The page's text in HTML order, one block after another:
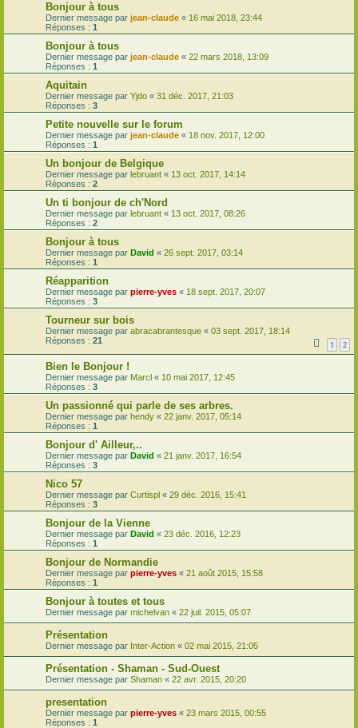
Bonjour à tous
Dernier message par jean-claude « 16 mai 2018, 23:44
Réponses : 1
Bonjour à tous
Dernier message par jean-claude « 22 mars 2018, 13:09
Réponses : 1
Aquitain
Dernier message par Yjdo « 31 déc. 2017, 21:03
Réponses : 3
Petite nouvelle sur le forum
Dernier message par jean-claude « 18 nov. 2017, 12:00
Réponses : 1
Un bonjour de Belgique
Dernier message par lebruant « 13 oct. 2017, 14:14
Réponses : 2
Un ti bonjour de ch'Nord
Dernier message par lebruant « 13 oct. 2017, 08:26
Réponses : 2
Bonjour à tous
Dernier message par David « 26 sept. 2017, 03:14
Réponses : 1
Réapparition
Dernier message par pierre-yves « 18 sept. 2017, 20:07
Réponses : 3
Tourneur sur bois
Dernier message par abracabrantesque « 03 sept. 2017, 18:14
Réponses : 21 1 2
Bien le Bonjour !
Dernier message par Marcl « 10 mai 2017, 12:45
Réponses : 3
Un passionné qui parle de ses arbres.
Dernier message par hendy « 22 janv. 2017, 05:14
Réponses : 1
Bonjour d' Ailleur,..
Dernier message par David « 21 janv. 2017, 16:54
Réponses : 3
Nico 57
Dernier message par Curtispl « 29 déc. 2016, 15:41
Réponses : 3
Bonjour de la Vienne
Dernier message par David « 23 déc. 2016, 12:23
Réponses : 1
Bonjour de Normandie
Dernier message par pierre-yves « 21 août 2015, 15:58
Réponses : 1
Bonjour à toutes et tous
Dernier message par michelvan « 22 juil. 2015, 05:07
Présentation
Dernier message par Inter-Action « 02 mai 2015, 21:05
Présentation - Shaman - Sud-Ouest
Dernier message par Shaman « 22 avr. 2015, 20:20
presentation
Dernier message par pierre-yves « 23 mars 2015, 00:55
Réponses : 1